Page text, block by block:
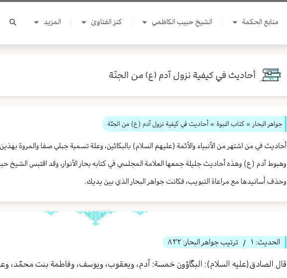
منابع الحكمة الشيخ حبيب الكاظمي كنز الفتاوىٰ المزيد
أحاديث في كيفية نزول آدم (ع) من الجنّة
جواهر البحار » كتاب النبوة » أحاديث في كيفية نزول آدم (ع) من الجنّة
أحاديث في من اشتهر من الأنبياء والأئمة (عليهم السلام) بالبكائين، وعلة تسمية جبلي صفا والمروة
وهبوط آدم (ع) وهذه أحاديث جليلة جمعها العلامة المجلسي في كتابه بحار الأنوار، وقد اقتبس
وحذف أسانيدها مع مراعاة التبويب، فكانت جواهر البحار الذي بين يديك.
الحديث: ١ / ترتيب جواهر البحار: ٨٣٢
قال الصادق(عليه السلام): البكّاؤون خمسة: آدم، ويعقوب، ويوسف، وفاطمة بنت محمّد،